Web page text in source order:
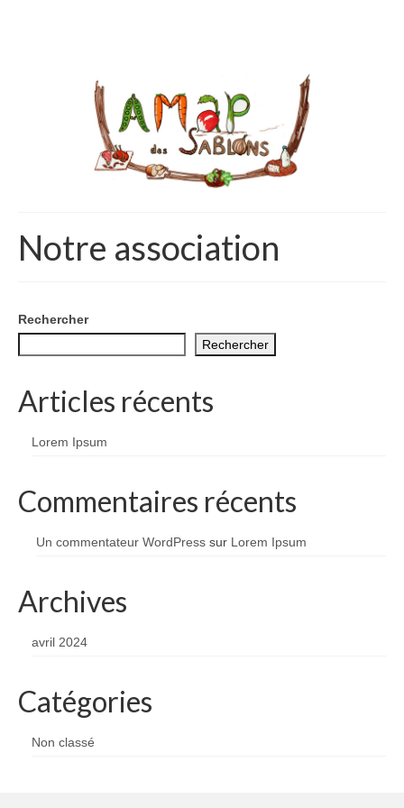
Notre association
Rechercher
Rechercher
Articles récents
Lorem Ipsum
Commentaires récents
Un commentateur WordPress sur Lorem Ipsum
Archives
avril 2024
Catégories
Non classé